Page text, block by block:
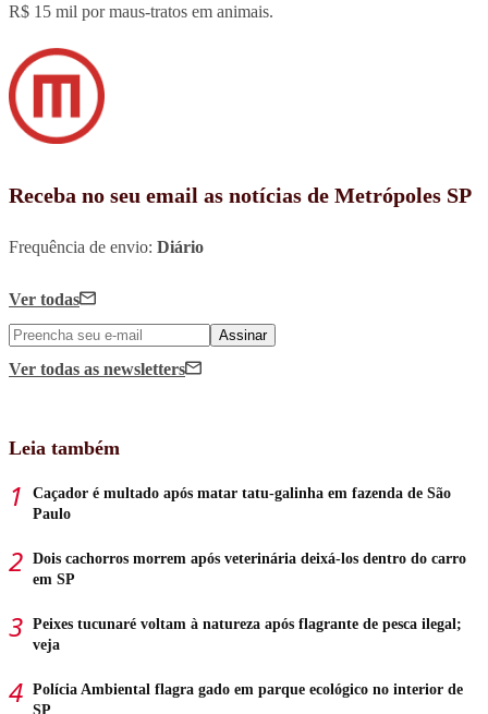
R$ 15 mil por maus-tratos em animais.
Receba no seu email as notícias de Metrópoles SP
Frequência de envio: Diário
Ver todas
Assinar
Ver todas as newsletters
Leia também
Caçador é multado após matar tatu-galinha em fazenda de São
Paulo
Dois cachorros morrem após veterinária deixá-los dentro do carro
em SP
Peixes tucunaré voltam à natureza após flagrante de pesca ilegal;
veja
Polícia Ambiental flagra gado em parque ecológico no interior de
SP